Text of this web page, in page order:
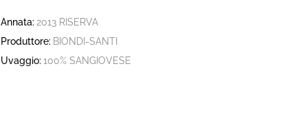
Annata: 2013 RISERVA
Produttore: BIONDI-SANTI
Uvaggio: 100% SANGIOVESE